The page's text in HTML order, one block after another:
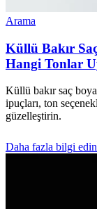
Arama
Küllü Bakır
Hangi Tonlar
Küllü bakır saç
ipuçları, ton
güzelleştirin.
Daha fazla bilgi